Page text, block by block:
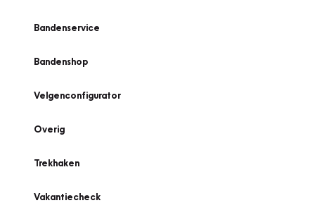
Bandenservice
Bandenshop
Velgenconfigurator
Overig
Trekhaken
Vakantiecheck